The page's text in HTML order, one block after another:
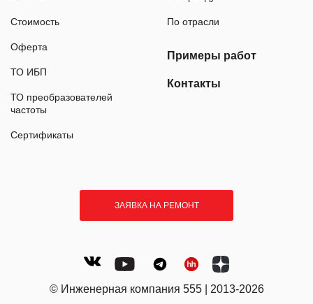
Стоимость
Оферта
ТО ИБП
ТО преобразователей
частоты
Сертификаты
По отрасли
Примеры работ
Контакты
ЗАЯВКА НА РЕМОНТ
© Инженерная компания 555 | 2013-2026